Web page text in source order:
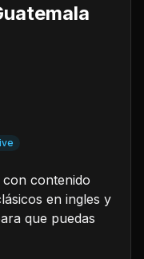
contenido
en ingles y
que puedas